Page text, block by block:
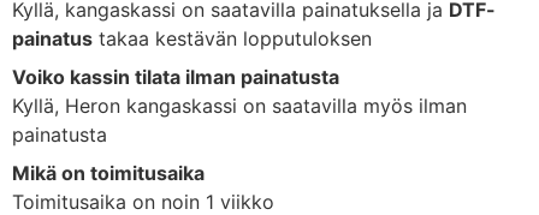
Kyllä, kangaskassi on saatavilla painatuksella ja DTF-
painatus takaa kestävän lopputuloksen
Voiko kassin tilata ilman painatusta
Kyllä, Heron kangaskassi on saatavilla myös ilman
painatusta
Mikä on toimitusaika
Toimitusaika on noin 1 viikko